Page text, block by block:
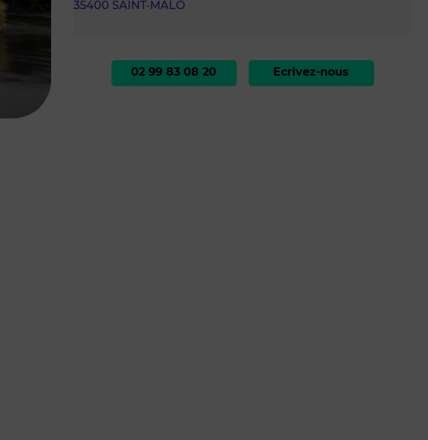
35400 SAINT-MALO
02 99 83 08 20 Ecrivez-nous